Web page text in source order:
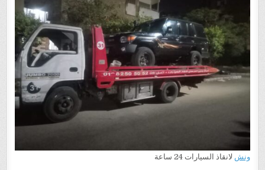
ونش لانقاذ السيارات 24 ساعة